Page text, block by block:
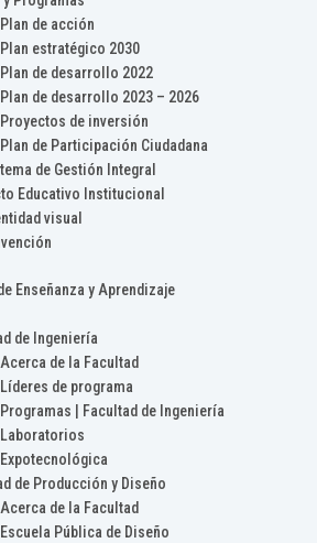
Plan de acción
Plan estratégico 2030
Plan de desarrollo 2022
Plan de desarrollo 2023 – 2026
Proyectos de inversión
Plan de Participación Ciudadana
de Gestión Integral
Educativo Institucional
visual
Enseñanza y Aprendizaje
de Ingeniería
Acerca de la Facultad
Líderes de programa
Programas | Facultad de Ingeniería
Laboratorios
Expotecnológica
de Producción y Diseño
Acerca de la Facultad
Escuela Pública de Diseño